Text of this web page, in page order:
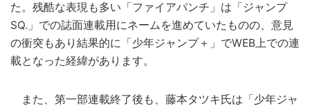
た。残酷な表現も多い「ファイアパンチ」は「ジャンプ
SQ.」での誌面連載用にネームを進めていたものの、意見
の衝突もあり結果的に「少年ジャンプ＋」でWEB上での連
載となった経緯があります。
また、第一部連載終了後も、藤本タツキ氏は「少年ジャ